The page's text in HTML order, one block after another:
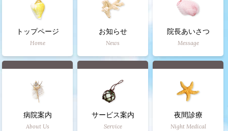
トップページ
Home
お知らせ
News
院長あいさつ
Message
病院案内
About Us
サービス案内
Service
夜間診療
Night Medical